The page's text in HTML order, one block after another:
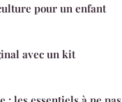
pour un enfant
avec un kit